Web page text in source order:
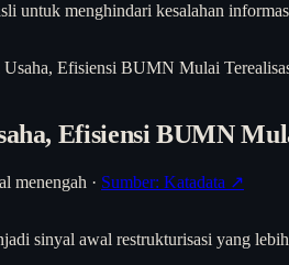
untuk menghindari kesalahan
Efisiensi BUMN Mulai
Efisiensi BUMN
menengah · Sumber: Katadata ↗
sinyal awal restrukturisasi yang